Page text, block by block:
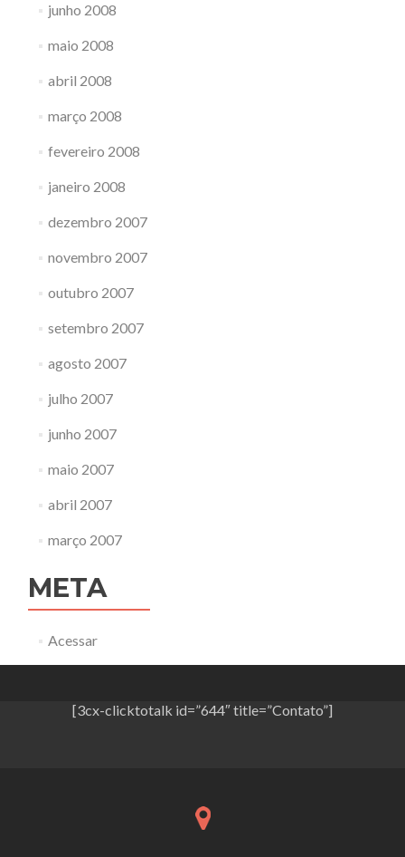
junho 2008
maio 2008
abril 2008
março 2008
fevereiro 2008
janeiro 2008
dezembro 2007
novembro 2007
outubro 2007
setembro 2007
agosto 2007
julho 2007
junho 2007
maio 2007
abril 2007
março 2007
META
Acessar
[3cx-clicktotalk id=”644″ title=”Contato”]